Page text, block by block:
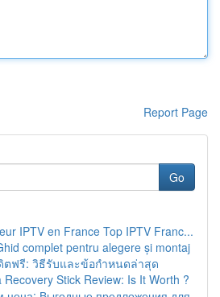
Report Page
Go
IPTV en France Top IPTV Franc...
complet pentru alegere și montaj
ตฟรี: วิธีรับและข้อกำหนดล่าสุด
Recovery Stick Review: Is It Worth ?